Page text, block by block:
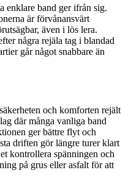
enklare band ger ifrån sig.
är förvånansvärt
även i lös lera.
några rejäla tag i blandad
går något snabbare än
och komforten rejält
där många vanliga band
ger bättre flyt och
driften gör längre turer klart
kontrollera spänningen och
på grus eller asfalt för att